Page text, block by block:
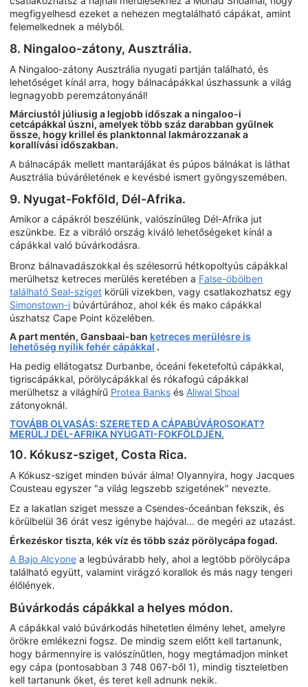
megfigyelhesd ezeket a nehezen megtalálható cápákat, amint
felemelkednek a mélyből.
8. Ningaloo-zátony, Ausztrália.
A Ningaloo-zátony Ausztrália nyugati partján található, és
lehetőséget kínál arra, hogy bálnacápákkal úszhassunk a világ
legnagyobb peremzátonyánál!
Márciustól júliusig a legjobb időszak a ningaloo-i
cetcápákkal úszni, amelyek több száz darabban gyűlnek
össze, hogy krillel és planktonnal lakmározzanak a
korallívási időszakban.
A bálnacápák mellett mantarájákat és púpos bálnákat is láthat
Ausztrália búváréletének e kevésbé ismert gyöngyszemében.
9. Nyugat-Fokföld, Dél-Afrika.
Amikor a cápákról beszélünk, valószínűleg Dél-Afrika jut
eszünkbe. Ez a vibráló ország kiváló lehetőségeket kínál a
cápákkal való búvárkodásra.
Bronz bálnavadászokkal és szélesorrú hétkopoltyús cápákkal
merülhetsz ketreces merülés keretében a False-öbölben
található Seal-sziget körüli vizekben, vagy csatlakozhatsz egy
Simonstown-i búvártúrához, ahol kék és mako cápákkal
úszhatsz Cape Point közelében.
A part mentén, Gansbaai-ban ketreces merülésre is
lehetőség nyílik fehér cápákkal .
Ha pedig ellátogatsz Durbanbe, óceáni feketefoltú cápákkal,
tigriscápákkal, pörölycápákkal és rókafogú cápákkal
merülhetsz a világhírű Protea Banks és Aliwal Shoal
zátonyoknál.
TOVÁBB OLVASÁS: SZERETED A CÁPABÚVÁROSOKAT?
MERÜLJ DÉL-AFRIKA NYUGATI-FOKFÖLDJÉN.
10. Kókusz-sziget, Costa Rica.
A Kókusz-sziget minden búvár álma! Olyannyira, hogy Jacques
Cousteau egyszer "a világ legszebb szigetének" nevezte.
Ez a lakatlan sziget messze a Csendes-óceánban fekszik, és
körülbelül 36 órát vesz igénybe hajóval... de megéri az utazást.
Érkezéskor tiszta, kék víz és több száz pörölycápa fogad.
A Bajo Alcyone a legbúvárabb hely, ahol a legtöbb pörölycápa
található együtt, valamint virágzó korallok és más nagy tengeri
élőlények.
Búvárkodás cápákkal a helyes módon.
A cápákkal való búvárkodás hihetetlen élmény lehet, amelyre
örökre emlékezni fogsz. De mindig szem előtt kell tartanunk,
hogy bármennyire is valószínűtlen, hogy megtámadjon minket
egy cápa (pontosabban 3 748 067-ből 1), mindig tiszteletben
kell tartanunk őket, és teret kell adnunk nekik.